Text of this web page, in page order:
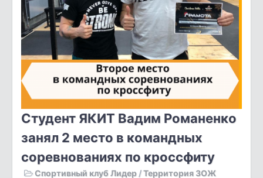
Студент ЯКИТ Вадим Романенко
занял 2 место в командных
соревнованиях по кроссфиту
Спортивный клуб Лидер /Территория ЗОЖ